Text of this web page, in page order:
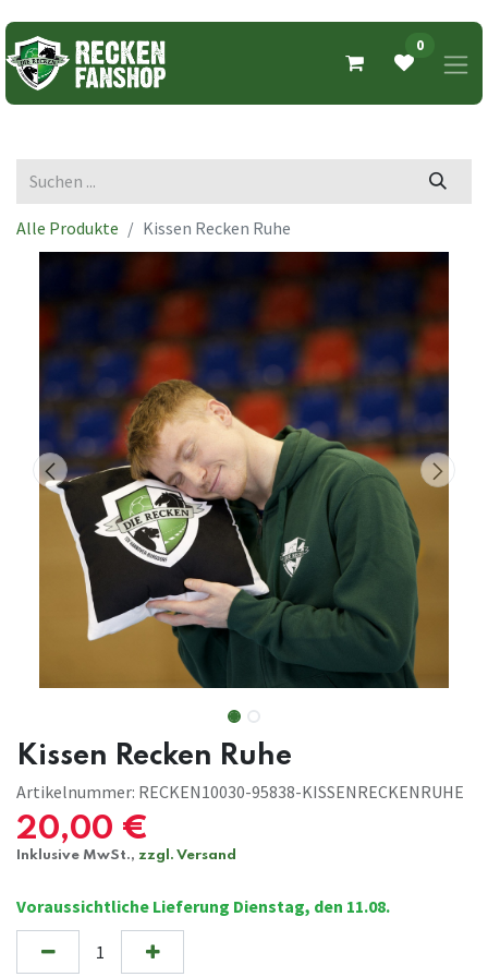
0
Alle Produkte Kissen Recken Ruhe
Kissen Recken Ruhe
Artikelnummer: RECKEN10030-95838-KISSENRECKENRUHE
20,00 €
Inklusive MwSt., zzgl. Versand
Voraussichtliche Lieferung Dienstag, den 11.08.